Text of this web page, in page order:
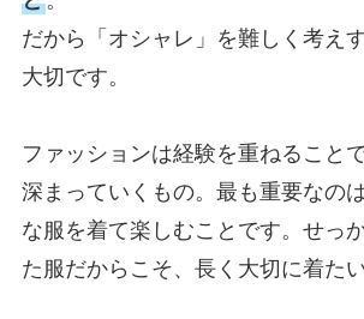
だから「オシャレ」を難しく考え
大切です。
ファッションは経験を重ねること
深まっていくもの。最も重要なの
な服を着て楽しむことです。せっ
た服だからこそ、長く大切に着た